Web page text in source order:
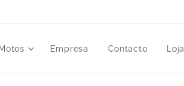
Motos Empresa Contacto